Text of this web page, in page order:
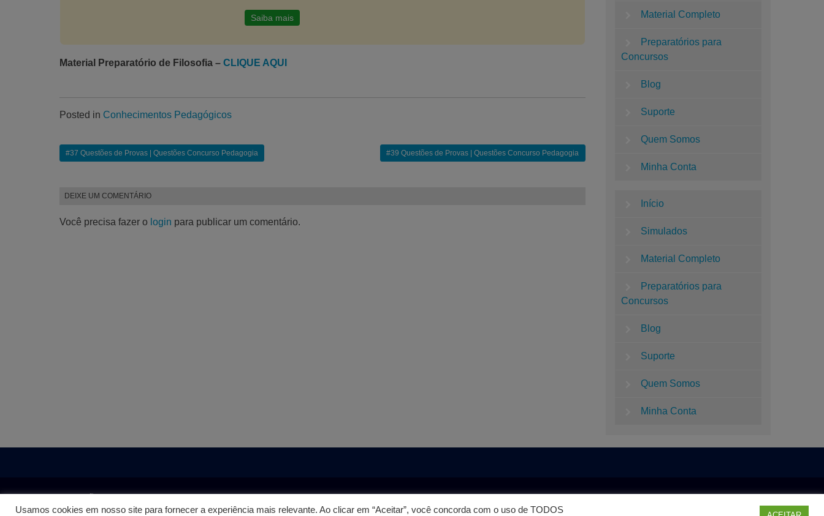
Saiba mais
Material Preparatório de Filosofia – CLIQUE AQUI
Posted in Conhecimentos Pedagógicos
Navegação
Post
#37 Questões de Provas | Questões Concurso Pedagogia #39 Questões de Provas | Questões Concurso Pedagogia
DEIXE UM COMENTÁRIO
Você precisa fazer o login para publicar um comentário.
Material Completo
Preparatórios para
Concursos
Blog
Suporte
Quem Somos
Minha Conta
Início
Simulados
Material Completo
Preparatórios para
Concursos
Blog
Suporte
Quem Somos
Minha Conta
Usamos cookies em nosso site para fornecer a experiência mais relevante. Ao clicar em “Aceitar”, você concorda com o uso de TODOS